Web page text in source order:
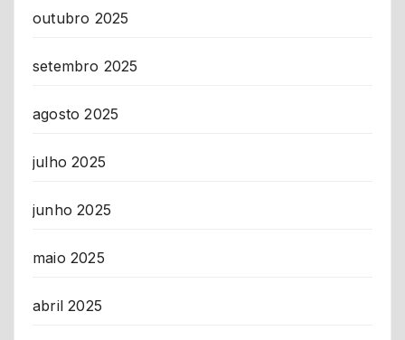
outubro 2025
setembro 2025
agosto 2025
julho 2025
junho 2025
maio 2025
abril 2025